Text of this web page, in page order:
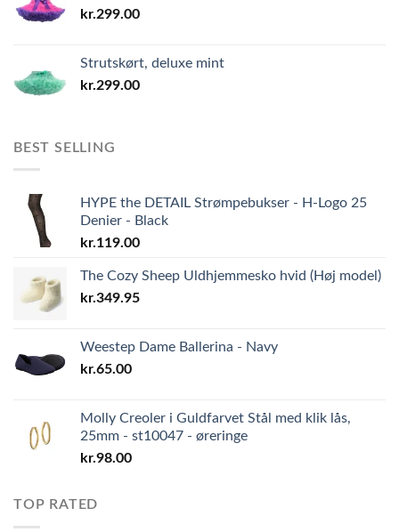
kr.299.00
Strutskørt, deluxe mint
kr.299.00
BEST SELLING
HYPE the DETAIL Strømpebukser - H-Logo 25
Denier - Black
kr.119.00
The Cozy Sheep Uldhjemmesko hvid (Høj model)
kr.349.95
Weestep Dame Ballerina - Navy
kr.65.00
Molly Creoler i Guldfarvet Stål med klik lås,
25mm - st10047 - øreringe
kr.98.00
TOP RATED